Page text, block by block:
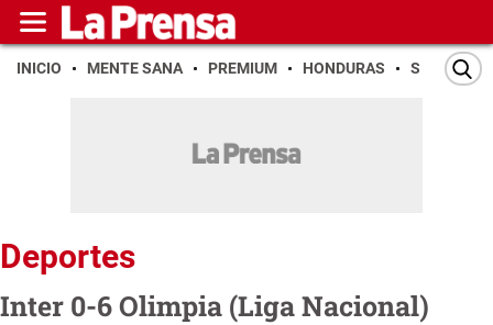
INICIO MENTE SANA PREMIUM HONDURAS SAN PEDRO
Deportes
Inter 0-6 Olimpia (Liga Nacional)